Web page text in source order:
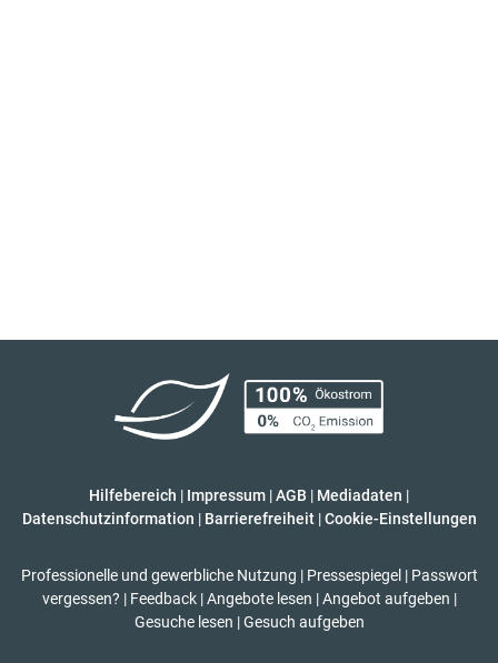
Hilfebereich | Impressum |AGB | Mediadaten |
Datenschutzinformation | Barrierefreiheit | Cookie-Einstellungen
Professionelle und gewerbliche Nutzung | Pressespiegel | Passwort
vergessen? | Feedback | Angebote lesen | Angebot aufgeben |
Gesuche lesen | Gesuch aufgeben